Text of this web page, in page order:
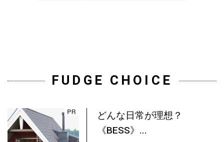
FUDGE CHOICE
どんな日常が理想？
《BESS》...